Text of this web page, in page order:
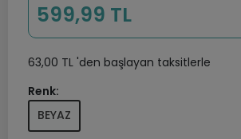
599,99 TL
63,00 TL 'den başlayan taksitlerle
Renk:
BEYAZ